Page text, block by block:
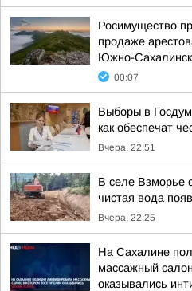
Росимущество
продаже
Южно-
00:07
Выборы в
как обеспечат
Вчера, 22:51
В селе Взморье
чистая вода
Вчера, 22:25
На Сахалине
массажный
оказывались